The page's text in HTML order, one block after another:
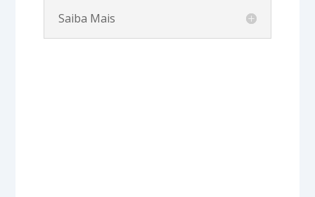
Saiba Mais